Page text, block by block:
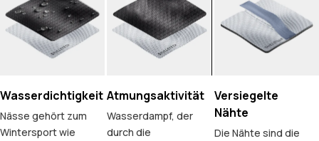
Wasserdichtigkeit
Nässe gehört zum
Wintersport wie
Atmungsaktivität
Wasserdampf, der
durch die
Versiegelte
Nähte
Die Nähte sind die